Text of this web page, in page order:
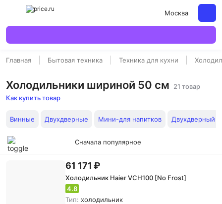
Москва
Главная Бытовая техника Техника для кухни
Холодильники шириной 50 см
21 товар
Как купить товар
Винные Двухдверные Мини-для напитков Двухдверный
Сначала популярное
61 171 ₽
Холодильник Haier VCH100 [No Frost]
4.8
Тип: холодильник